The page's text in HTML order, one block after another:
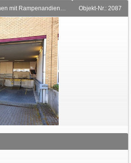
Langen (Hessen): Hallenflächen mit Rampenandienung Objekt-Nr.: 2087